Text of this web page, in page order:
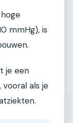
mmHg), is
je een
als je